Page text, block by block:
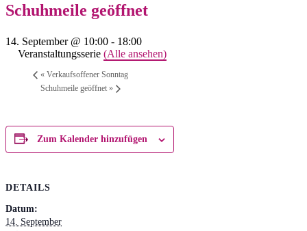
Schuhmeile geöffnet
14. September @ 10:00 - 18:00
Veranstaltungsserie (Alle ansehen)
« Verkaufsoffener Sonntag
Schuhmeile geöffnet »
Zum Kalender hinzufügen
DETAILS
Datum:
14. September